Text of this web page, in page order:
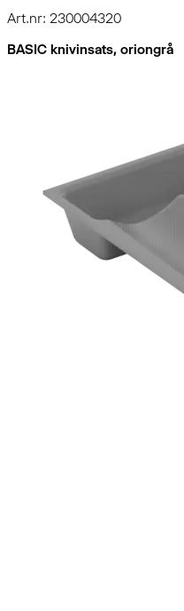
Art.nr: 230004320
BASIC knivinsats, oriongrå